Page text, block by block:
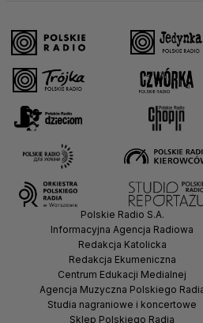
Polskie Radio S.A.
Informacyjna Agencja Radiowa
Redakcja Katolicka
Redakcja Ekumeniczna
Centrum Edukacji Medialnej
Agencja Muzyczna Polskiego
Studia nagraniowe i koncertowe
Sklep Polskiego Radia